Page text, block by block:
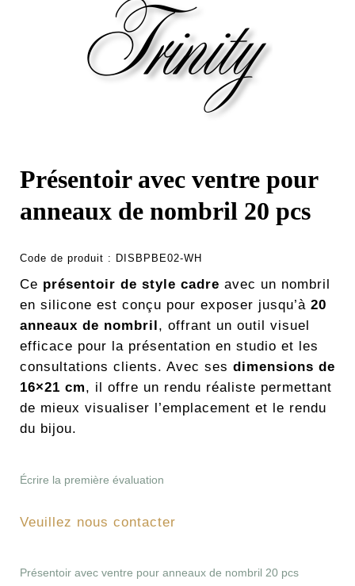
Présentoir avec ventre pour
anneaux de nombril 20 pcs
Code de produit : DISBPBE02-WH
Ce présentoir de style cadre avec un nombril
en silicone est conçu pour exposer jusqu’à 20
anneaux de nombril , offrant un outil visuel
efficace pour la présentation en studio et les
consultations clients. Avec ses dimensions de
16×21 cm, il offre un rendu réaliste permettant
de mieux visualiser l’emplacement et le rendu
du bijou.
Écrire la première évaluation
Veuillez nous contacter
Présentoir avec ventre pour anneaux de nombril 20 pcs